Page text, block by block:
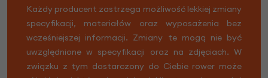
Każdy producent zastrzega możliwość lekkiej zmiany
specyfikacji, materiałów oraz wyposażenia bez
wcześniejszej informacji. Zmiany te mogą nie być
uwzględnione w specyfikacji oraz na zdjęciach. W
związku z tym dostarczony do Ciebie rower może